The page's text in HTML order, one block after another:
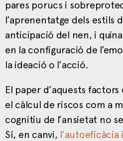
pares porucs i
l’aprenentatge dels estils
anticipació del nen, i
en la configuració de
la ideació o l’acció.
El paper d’aquests
el càlcul de riscos com a
cognitiu de l’ansietat no
Sí, en canvi,